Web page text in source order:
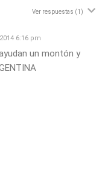
Ver respuestas (1)
6:16 pm
un montón y